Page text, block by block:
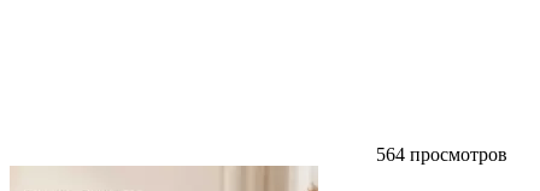
564 просмотров